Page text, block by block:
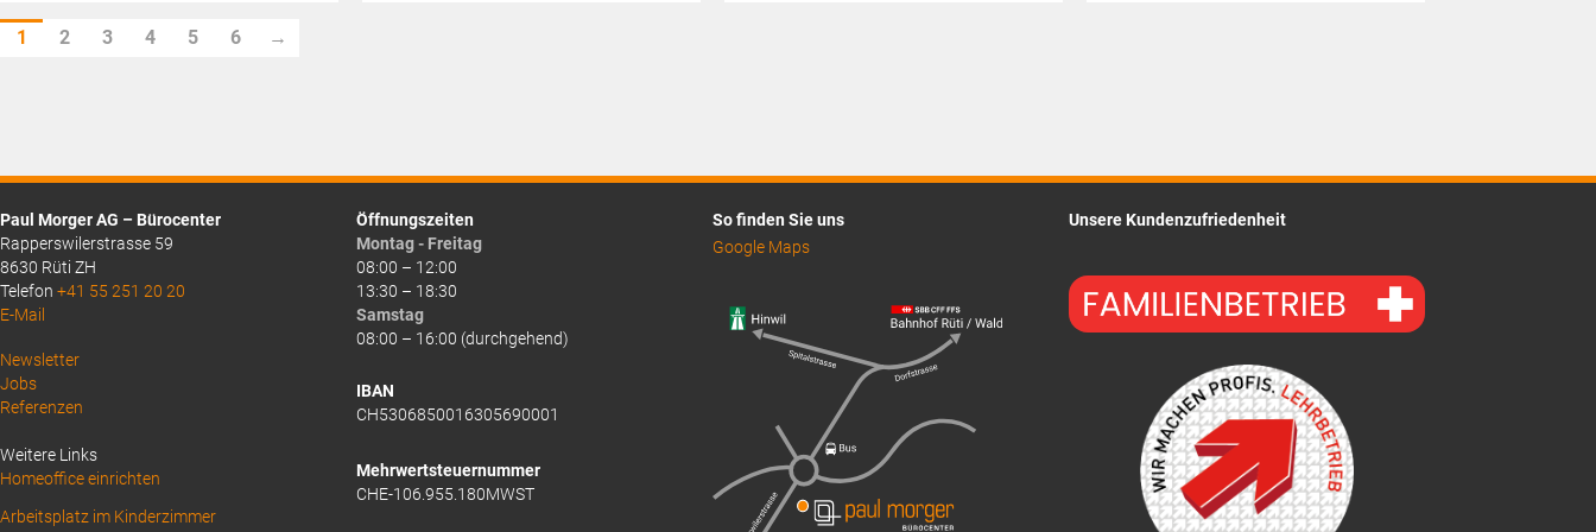
ist:
CHF12.75.
1 2 3 4 5 6 →
Paul Morger AG – Bürocenter
Rapperswilerstrasse 59
8630 Rüti ZH
Telefon +41 55 251 20 20
E-Mail
Above
Footer
Newsletter
Jobs
Referenzen
Weitere Links
Homeoffice einrichten
Arbeitsplatz im Kinderzimmer
Öffnungszeiten
Montag - Freitag
08:00 – 12:00
13:30 – 18:30
Samstag
08:00 – 16:00 (durchgehend)
IBAN
CH5306850016305690001
Mehrwertsteuernummer
CHE-106.955.180MWST
So finden Sie uns
Google Maps
Unsere Kundenzufriedenheit